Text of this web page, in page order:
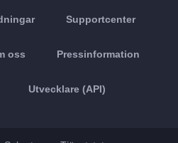
Supportcenter
oss Pressinformation
Utvecklare (API)